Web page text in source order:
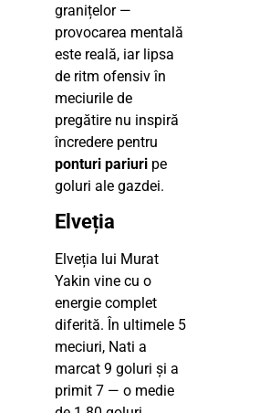
granițelor —
provocarea mentală
este reală, iar lipsa
de ritm ofensiv în
meciurile de
pregătire nu inspiră
încredere pentru
ponturi pariuri pe
goluri ale gazdei.
Elveția
Elveția lui Murat
Yakin vine cu o
energie complet
diferită. În ultimele 5
meciuri, Nati a
marcat 9 goluri și a
primit 7 — o medie